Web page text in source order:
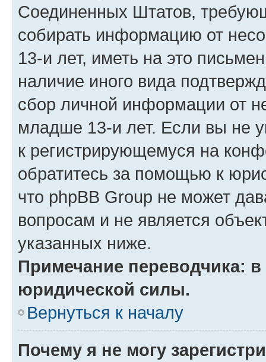
Соединенных Штатов,
собирать информацию от
13-и лет, иметь на это
наличие иного вида
сбор личной информации от
младше 13-и лет. Если вы не
к регистрирующемуся на
обратитесь за помощью к
что phpBB Group не может
вопросам и не является
указанных ниже.
Примечание переводчика:
юридической силы.
Вернуться к началу
Почему я не могу